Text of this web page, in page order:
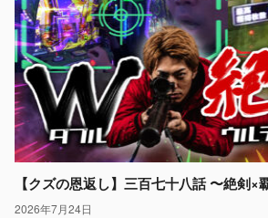
【クズの恩返し】三百七十八話 〜絶剣×
2026年7月24日